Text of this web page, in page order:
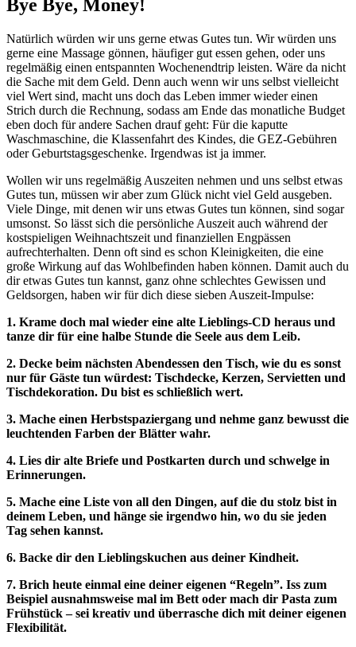
Bye Bye, Money!
Natürlich würden wir uns gerne etwas Gutes tun. Wir würden uns
gerne eine Massage gönnen, häufiger gut essen gehen, oder uns
regelmäßig einen entspannten Wochenendtrip leisten. Wäre da nicht
die Sache mit dem Geld. Denn auch wenn wir uns selbst vielleicht
viel Wert sind, macht uns doch das Leben immer wieder einen
Strich durch die Rechnung, sodass am Ende das monatliche Budget
eben doch für andere Sachen drauf geht: Für die kaputte
Waschmaschine, die Klassenfahrt des Kindes, die GEZ-Gebühren
oder Geburtstagsgeschenke. Irgendwas ist ja immer.
Wollen wir uns regelmäßig Auszeiten nehmen und uns selbst etwas
Gutes tun, müssen wir aber zum Glück nicht viel Geld ausgeben.
Viele Dinge, mit denen wir uns etwas Gutes tun können, sind sogar
umsonst. So lässt sich die persönliche Auszeit auch während der
kostspieligen Weihnachtszeit und finanziellen Engpässen
aufrechterhalten. Denn oft sind es schon Kleinigkeiten, die eine
große Wirkung auf das Wohlbefinden haben können. Damit auch du
dir etwas Gutes tun kannst, ganz ohne schlechtes Gewissen und
Geldsorgen, haben wir für dich diese sieben Auszeit-Impulse:
1. Krame doch mal wieder eine alte Lieblings-CD heraus und
tanze dir für eine halbe Stunde die Seele aus dem Leib.
2. Decke beim nächsten Abendessen den Tisch, wie du es sonst
nur für Gäste tun würdest: Tischdecke, Kerzen, Servietten und
Tischdekoration. Du bist es schließlich wert.
3. Mache einen Herbstspaziergang und nehme ganz bewusst die
leuchtenden Farben der Blätter wahr.
4. Lies dir alte Briefe und Postkarten durch und schwelge in
Erinnerungen.
5. Mache eine Liste von all den Dingen, auf die du stolz bist in
deinem Leben, und hänge sie irgendwo hin, wo du sie jeden
Tag sehen kannst.
6. Backe dir den Lieblingskuchen aus deiner Kindheit.
7. Brich heute einmal eine deiner eigenen “Regeln”. Iss zum
Beispiel ausnahmsweise mal im Bett oder mach dir Pasta zum
Frühstück – sei kreativ und überrasche dich mit deiner eigenen
Flexibilität.